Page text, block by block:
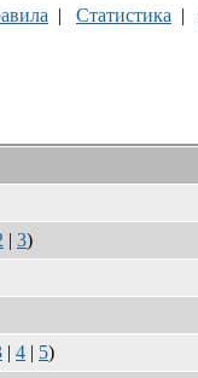
| Статистика |
| 3)
| 4 | 5)